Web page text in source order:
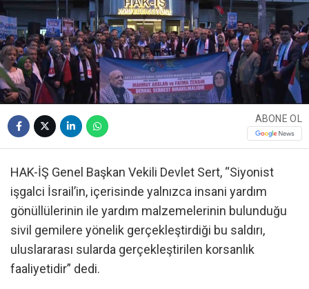
ABONE OL
HAK-İŞ Genel Başkan Vekili Devlet Sert, “Siyonist
işgalci İsrail’in, içerisinde yalnızca insani yardım
gönüllülerinin ile yardım malzemelerinin bulunduğu
sivil gemilere yönelik gerçekleştirdiği bu saldırı,
uluslararası sularda gerçekleştirilen korsanlık
faaliyetidir” dedi.